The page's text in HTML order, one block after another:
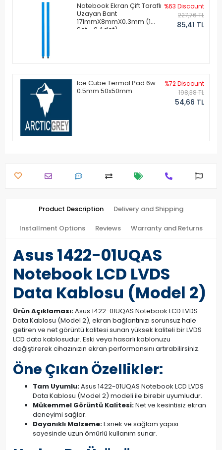
Notebook Ekran Çift Taraflı
Uzayan Bant
171mmX8mmX0.3mm (1
Set - 2 Adet)
%63 Discount
227,76 TL
85,41 TL
Ice Cube Termal Pad 6w
0.5mm 50x50mm
%72 Discount
198,38 TL
54,66 TL
Product Description Delivery and Shipping
Installment Options Reviews Warranty and Returns
Asus 1422-01UQAS
Notebook LCD LVDS
Data Kablosu (Model 2)
Ürün Açıklaması:Asus 1422-01UQAS Notebook LCD LVDS
Data Kablosu (Model 2), ekran bağlantınızı sorunsuz hale
getiren ve net görüntü kalitesi sunan yüksek kaliteli bir LVDS
LCD data kablosudur. Eski veya hasarlı kablonuzu
değiştirerek cihazınızın ekran performansını artırabilirsiniz.
Öne Çıkan Özellikler:
Tam Uyumlu:Asus 1422-01UQAS Notebook LCD LVDS
Data Kablosu (Model 2) modeli ile birebir uyumludur.
Mükemmel Görüntü Kalitesi:Net ve kesintisiz ekran
deneyimi sağlar.
Dayanıklı Malzeme:Esnek ve sağlam yapısı
sayesinde uzun ömürlü kullanım sunar.